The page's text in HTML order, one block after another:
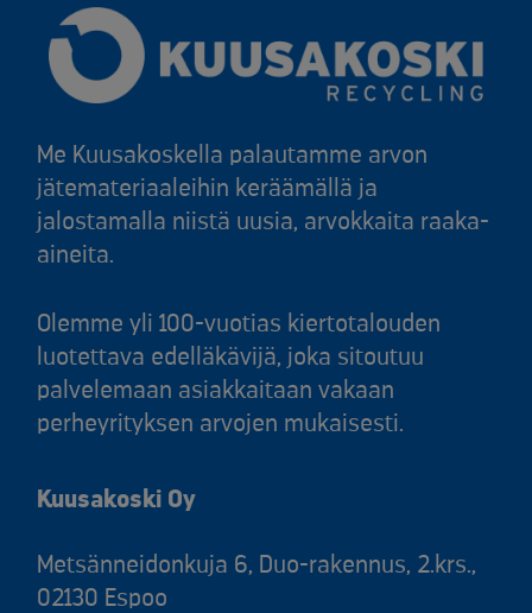
Me Kuusakoskella palautamme arvon
jätemateriaaleihin keräämällä ja
jalostamalla niistä uusia, arvokkaita raaka-
aineita.
Olemme yli 100-vuotias kiertotalouden
luotettava edelläkävijä, joka sitoutuu
palvelemaan asiakkaitaan vakaan
perheyrityksen arvojen mukaisesti.
Kuusakoski Oy
Metsänneidonkuja 6, Duo-rakennus, 2.krs.,
02130 Espoo